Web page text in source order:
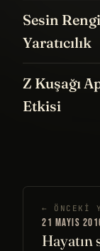
Sesin
Yaratıcılık
Z Kuşağı
Etkisi
← ÖNCEKI
21 MAYIS
Hayatın